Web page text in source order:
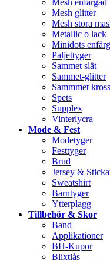
Mesh enfärgad
Mesh glitter
Mesh stora
Metallic o lack
Minidots
Paljettyger
Sammet slät
Sammet-glitter
Sammmet
Spets
Supplex
Vinterlycra
Mode & Fest
Modetyger
Festtyger
Brud
Jersey &
Sweatshirt
Barntyger
Ytterplagg
Tillbehör & Skor
Band
Applikationer
BH-Kupor
Blixtlås